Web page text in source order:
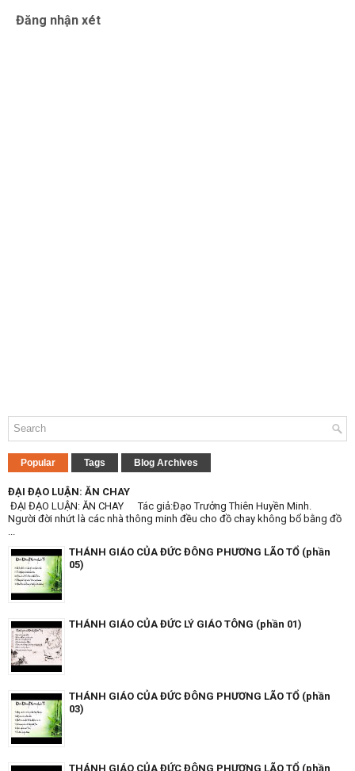
Đăng nhận xét
Popular Tags Blog Archives
ĐẠI ĐẠO LUẬN: ĂN CHAY
ĐẠI ĐẠO LUẬN: ĂN CHAY Tác giả:Đạo Trưởng Thiên Huyền Minh.
Người đời nhứt là các nhà thông minh đều cho đồ chay không bổ bằng đồ
...
THÁNH GIÁO CỦA ĐỨC ĐÔNG PHƯƠNG LÃO TỔ (phần
05)
THÁNH GIÁO CỦA ĐỨC LÝ GIÁO TÔNG (phần 01)
THÁNH GIÁO CỦA ĐỨC ĐÔNG PHƯƠNG LÃO TỔ (phần
03)
THÁNH GIÁO CỦA ĐỨC ĐÔNG PHƯƠNG LÃO TỔ (phần